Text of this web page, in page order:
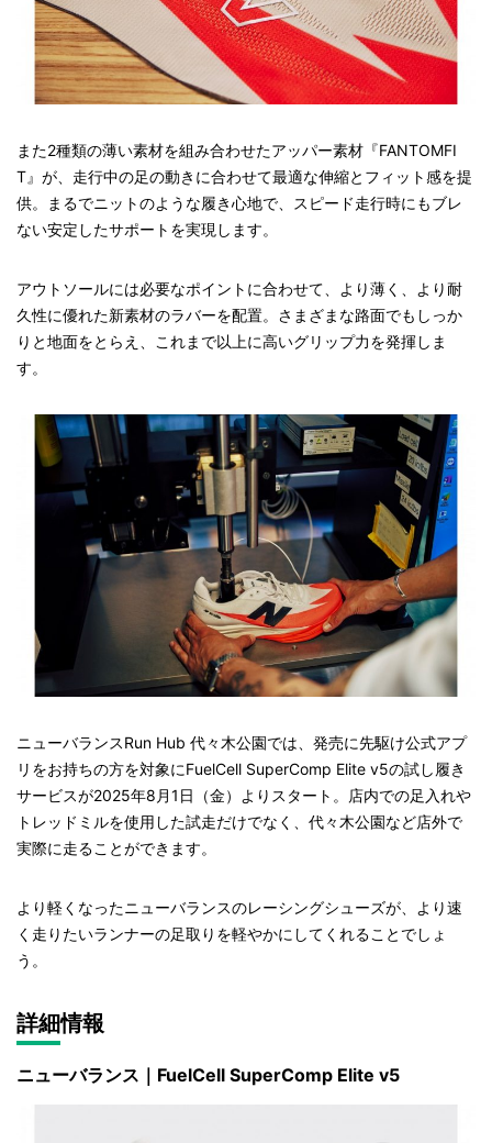
また2種類の薄い素材を組み合わせたアッパー素材『FANTOMFI
T』が、走行中の足の動きに合わせて最適な伸縮とフィット感を提
供。まるでニットのような履き心地で、スピード走行時にもブレ
ない安定したサポートを実現します。
アウトソールには必要なポイントに合わせて、より薄く、より耐
久性に優れた新素材のラバーを配置。さまざまな路面でもしっか
りと地面をとらえ、これまで以上に高いグリップ力を発揮しま
す。
ニューバランスRun Hub 代々木公園では、発売に先駆け公式アプ
リをお持ちの方を対象にFuelCell SuperComp Elite v5の試し履き
サービスが2025年8月1日（金）よりスタート。店内での足入れや
トレッドミルを使用した試走だけでなく、代々木公園など店外で
実際に走ることができます。
より軽くなったニューバランスのレーシングシューズが、より速
く走りたいランナーの足取りを軽やかにしてくれることでしょ
う。
詳細情報
ニューバランス｜FuelCell SuperComp Elite v5